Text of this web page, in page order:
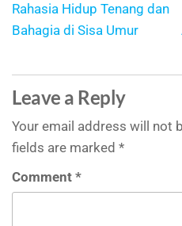
Rahasia Hidup Tenang dan
Bahagia di Sisa Umur
Leave a Reply
Your email address will not
fields are marked *
Comment *